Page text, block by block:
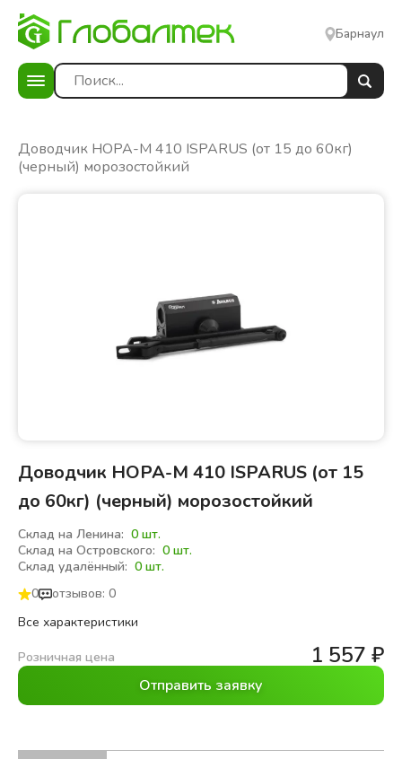
Барнаул
Доводчик НОРА-М 410 ISPARUS (от 15 до 60кг)
(черный) морозостойкий
Доводчик НОРА-М 410 ISPARUS (от 15
до 60кг) (черный) морозостойкий
Склад на Ленина: 0 шт.
Склад на Островского: 0 шт.
Склад удалённый: 0 шт.
0
отзывов: 0
Все характеристики
Розничная цена 1 557 ₽
Отправить заявку